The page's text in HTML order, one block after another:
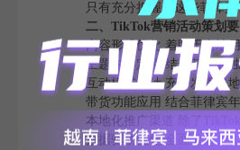
只有充分把握住这些菲律宾
二、TikTok营销活动策划要
内容形式优化 着眼于当地用户
主题内容定位 结合菲律宾独特
互动模式设计 充分发挥当地
带货功能应用 结合菲律宾年
本地化推广渠道 除了TikTok
数据驱动优化 全面分析